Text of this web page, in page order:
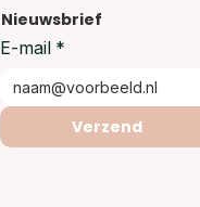
Nieuwsbrief
E-mail *
Verzend